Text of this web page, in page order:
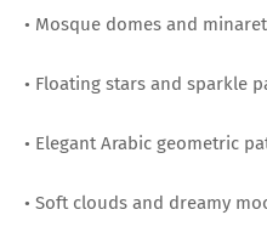
• Mosque domes and
• Floating stars and sparkle
• Elegant Arabic geometric
• Soft clouds and dreamy